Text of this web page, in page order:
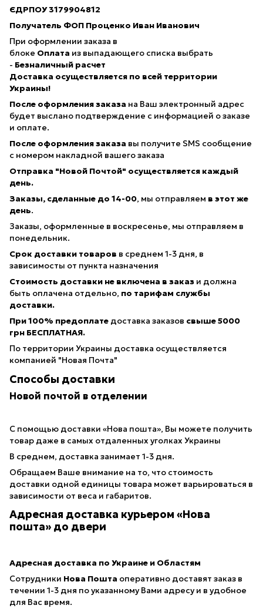
ЄДРПОУ 3179904812
Получатель ФОП Проценко Иван Иванович
При оформлении заказа в
блоке Оплата из выпадающего списка выбрать
- Безналичный расчет
Доставка осуществляется по всей территории
Украины!
После оформления заказа на Ваш электронный адрес
будет выслано подтверждение с информацией о заказе
и оплате.
После оформления заказа вы получите SMS сообщение
с номером накладной вашего заказа
Отправка "Новой Почтой" осуществляется каждый
день.
Заказы, сделанные до 14-00, мы отправляем в этот же
день.
Заказы, оформленные в воскресенье, мы отправляем в
понедельник.
Срок доставки товаров в среднем 1-3 дня, в
зависимосты от пункта назначения
Стоимость доставки не включена в заказ и должна
быть оплачена отдельно, по тарифам службы
доставки.
При 100% предоплате доставка заказов свыше 5000
грн БЕСПЛАТНАЯ.
По территории Украины доставка осуществляется
компанией "Новая Почта"
Способы доставки
Новой почтой в отделении
С помощью доставки «Нова пошта», Вы можете получить
товар даже в самых отдаленных уголках Украины
В среднем, доставка занимает 1-3 дня.
Обращаем Ваше внимание на то, что стоимость
доставки одной единицы товара может варьироваться в
зависимости от веса и габаритов.
Адресная доставка курьером «Нова
пошта» до двери
Адресная доставка по Украине и Областям
Сотрудники Нова Пошта оперативно доставят заказ в
течении 1-3 дня по указанному Вами адресу и в удобное
для Вас время.